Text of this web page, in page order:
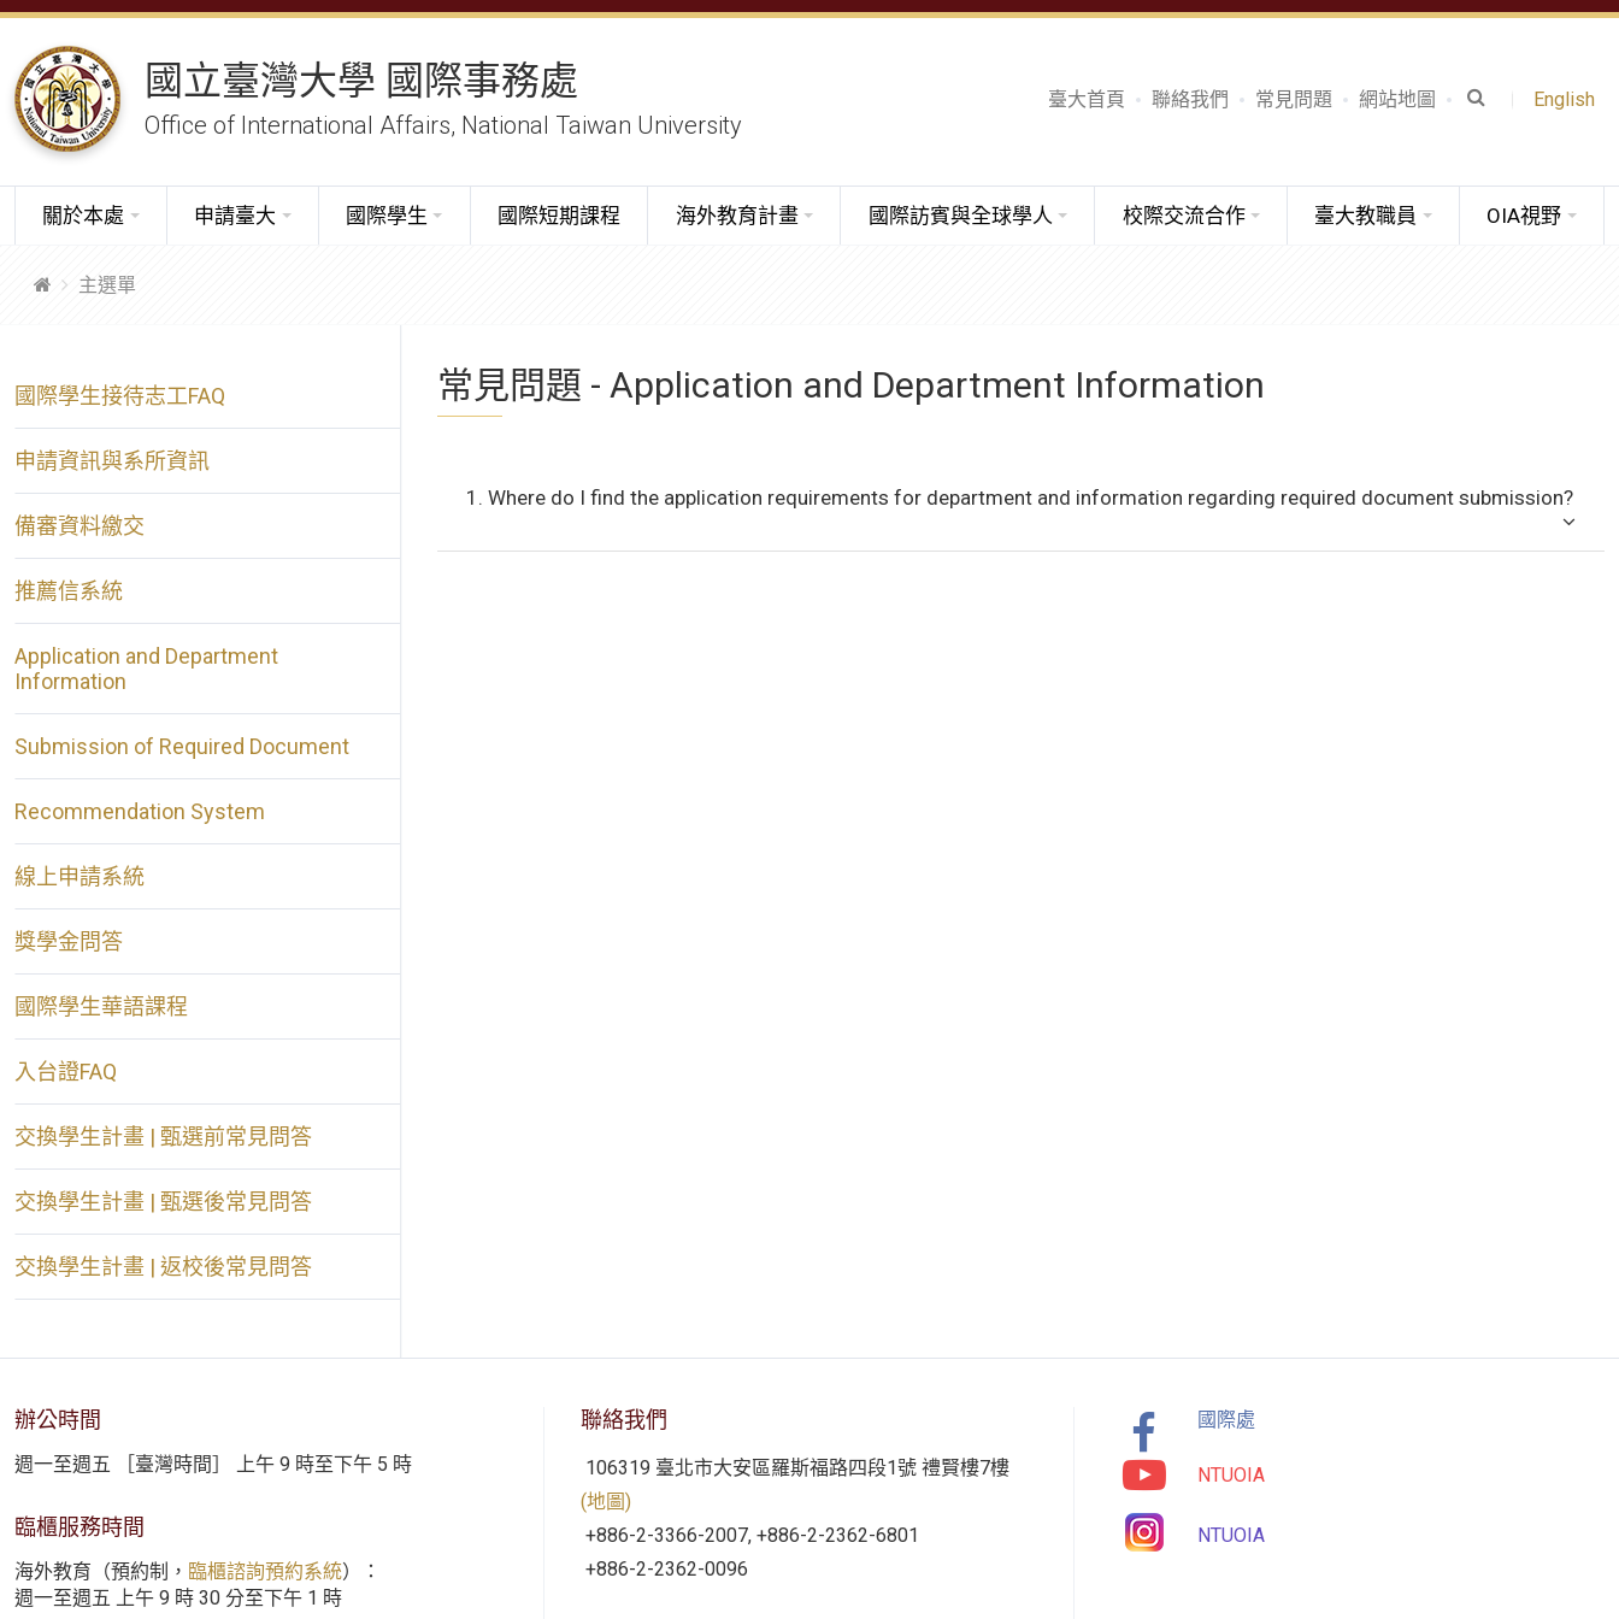
國立臺灣大學 國際事務處
Office of International Affairs, National Taiwan University
臺大首頁 聯絡我們 常見問題 網站地圖 English
關於本處 申請臺大 國際學生 國際短期課程 海外教育計畫 國際訪賓與全球學人 校際交流合作 臺大教職員 OIA視野
主選單
國際學生接待志工FAQ
申請資訊與系所資訊
備審資料繳交
推薦信系統
Application and Department
Information
Submission of Required Document
Recommendation System
線上申請系統
獎學金問答
國際學生華語課程
入台證FAQ
交換學生計畫 | 甄選前常見問答
交換學生計畫 | 甄選後常見問答
交換學生計畫 | 返校後常見問答
常見問題 - Application and Department Information
1. Where do I find the application requirements for department and information regarding required document submission?
辦公時間
週一至週五 ［臺灣時間］ 上午 9 時至下午 5 時
臨櫃服務時間
海外教育（預約制， 臨櫃諮詢預約系統）：
週一至週五 上午 9 時 30 分至下午 1 時
聯絡我們
106319 臺北市大安區羅斯福路四段1號 禮賢樓7樓
(地圖)
+886-2-3366-2007, +886-2-2362-6801
+886-2-2362-0096
國際處
NTUOIA
NTUOIA